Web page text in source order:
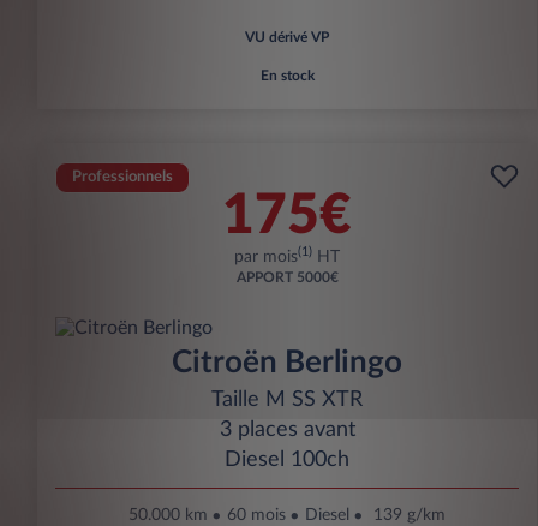
VU dérivé VP
En stock
Professionnels
175€
par mois(1) HT
APPORT 5000€
Citroën Berlingo
Taille M SS XTR
3 places avant
Diesel 100ch
50.000 km 60 mois Diesel 139 g/km